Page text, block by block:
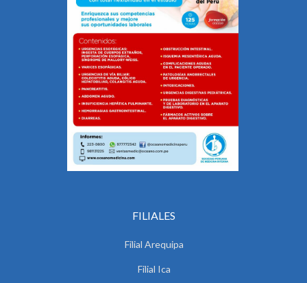
FILIALES
Filial Arequipa
Filial Ica